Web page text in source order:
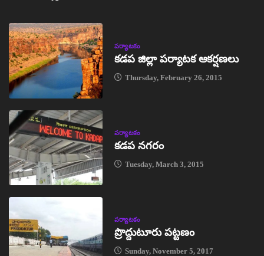
పర్యాటకం
కడప జిల్లా పర్యాటక ఆకర్షణలు
Thursday, February 26, 2015
పర్యాటకం
కడప నగరం
Tuesday, March 3, 2015
పర్యాటకం
ప్రొద్దుటూరు పట్టణం
Sunday, November 5, 2017